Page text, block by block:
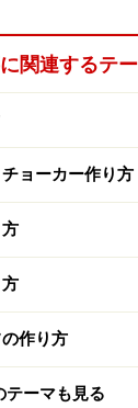
関連するテ
ョーカー作り方
作り方
テーマも見る